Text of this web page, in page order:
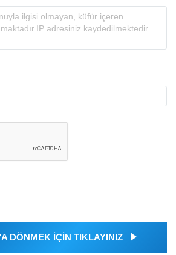
DÖNMEK İÇİN TIKLAYINIZ